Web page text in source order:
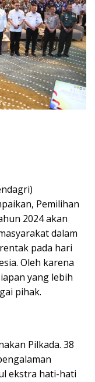
Pemilihan
2024 akan
dalam
pada hari
Oleh karena
yang lebih
pihak.
Pilkada. 38
ekstra hati-hati